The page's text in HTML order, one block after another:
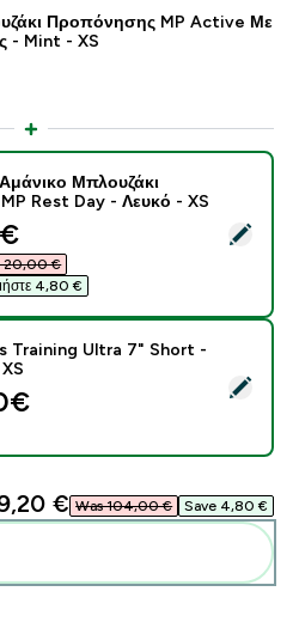
Προπόνησης MP Active Με
- Mint - XS
Ανδρικό Αμάνικο Μπλουζάκι
Μπλουζάκι
Rest Day - Λευκό - XS
price
20,00 €‎
4,80 €‎
MP Men's Training Ultra 7"
Training Ultra 7" Short -
€‎ Was 104,00 €‎ Save 4,80 €‎